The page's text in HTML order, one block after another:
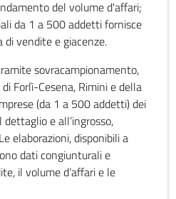
del volume d'affari;
da 1 a 500 addetti fornisce
vendite e giacenze.
sovracampionamento,
Forlì-Cesena, Rimini e della
(da 1 a 500 addetti) dei
dettaglio e all’ingrosso,
elaborazioni, disponibili a
dati congiunturali e
il volume d’affari e le